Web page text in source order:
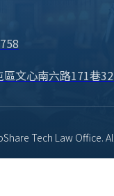
區文心南六路171巷
Tech Law Office.